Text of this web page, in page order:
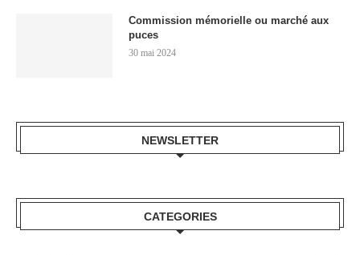
Commission mémorielle ou marché aux
puces
30 mai 2024
NEWSLETTER
CATEGORIES